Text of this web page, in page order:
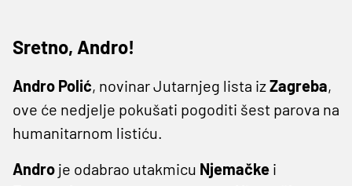
Sretno, Andro!
Andro Polić, novinar Jutarnjeg lista izZagreba,
ove će nedjelje pokušati pogoditi šest parova na
humanitarnom listiću.
Andro je odabrao utakmicu Njemačke i